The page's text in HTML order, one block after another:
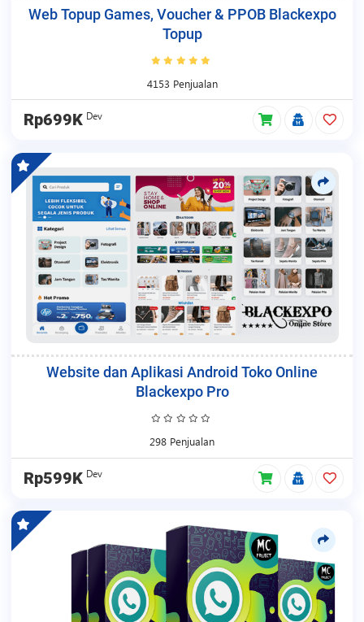
Web Topup Games, Voucher & PPOB Blackexpo
Topup
4153 Penjualan
Rp699K Dev
Website dan Aplikasi Android Toko Online
Blackexpo Pro
298 Penjualan
Rp599K Dev